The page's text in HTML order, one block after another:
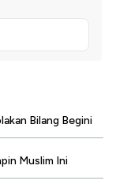
Bilang Begini
Muslim Ini